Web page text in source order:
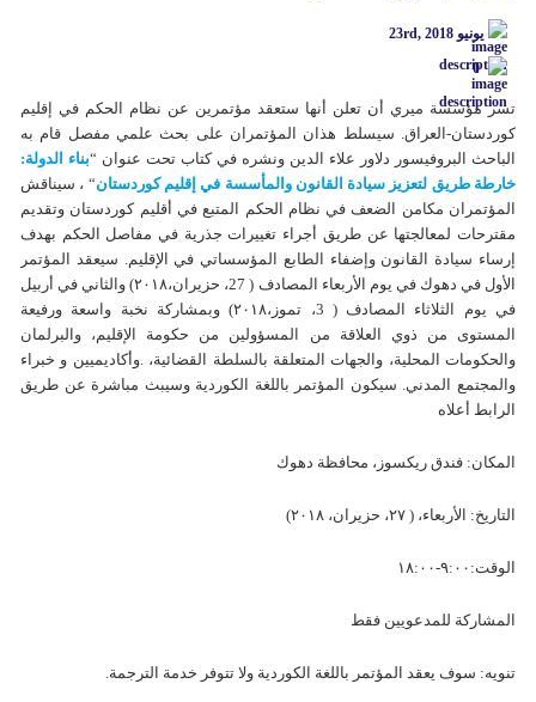
يونيو 23rd, 2018
0
تسر مؤسسة ميري أن تعلن أنها ستعقد مؤتمرين عن نظام الحكم في إقليم
كوردستان-العراق. سيسلط هذان المؤتمران علی بحث علمي مفصل قام به
الباحث البروفيسور دلاور علاء الدين ونشره في كتاب تحت عنوان “بناء الدولة:
خارطة طريق لتعزيز سيادة القانون والمأسسة في إقليم كوردستان“ ، سيناقش
المؤتمران مکامن الضعف في نظام الحکم المتبع في أقليم كوردستان وتقديم
مقترحات لمعالجتها عن طريق أجراء تغييرات جذرية في مفاصل الحكم بهدف
إرساء سيادة القانون وإضفاء الطابع المؤسساتي في الإقليم. سيعقد المؤتمر
الأول في دهوك في يوم الأربعاء المصادف ( 27، حزيران،٢٠١٨) والثاني في أربيل
في يوم الثلاثاء المصادف ( 3، تموز،٢٠١٨) وبمشارکة نخبة واسعة ورفيعة
المستوی من ذوي العلاقة من المسؤولين من حكومة الإقليم، والبرلمان
والحکومات المحلية، والجهات المتعلقة بالسلطة القضائية، .وأكاديميين و خبراء
والمجتمع المدني. سيكون المؤتمر باللغة الكوردية وسیبث مباشرة عن طريق
الرابط أعلاه
المكان: فندق ريکسوز، محافظة دهوك
التاريخ: الأربعاء، ( ٢٧، حزيران، ٢٠١٨)
الوقت:٩:٠٠-١٨:٠٠
المشارکة للمدعويين فقط
تنويه: سوف یعقد المؤتمر باللغة الكوردية ولا تتوفر خدمة الترجمة.